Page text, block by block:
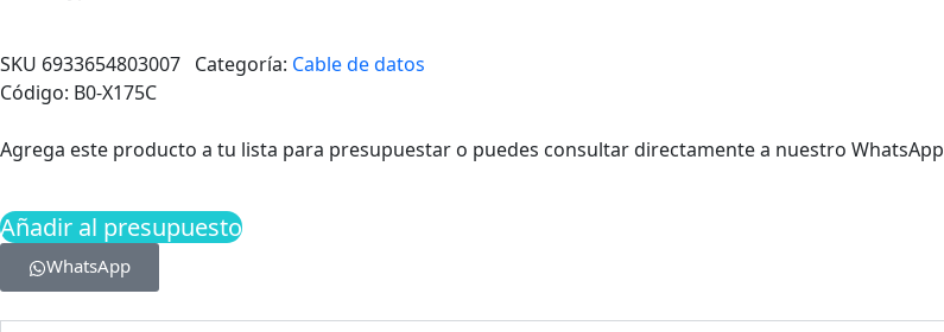
SKU 6933654803007 Categoría: Cable de datos
Código: B0-X175C
Agrega este producto a tu lista para presupuestar o puedes consultar directamente a nuestro WhatsApp
Añadir al presupuesto
WhatsApp